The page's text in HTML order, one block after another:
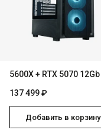
5600X + RTX 5070 12Gb
137 499 ₽
Добавить в корзину